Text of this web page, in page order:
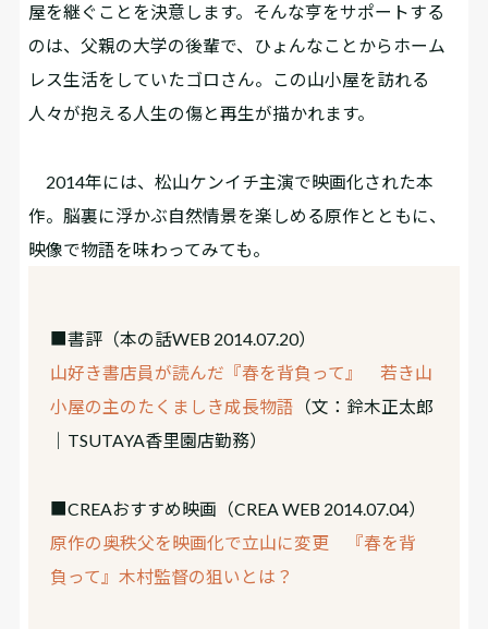
屋を継ぐことを決意します。そんな亨をサポートする
のは、父親の大学の後輩で、ひょんなことからホーム
レス生活をしていたゴロさん。この山小屋を訪れる
人々が抱える人生の傷と再生が描かれます。
2014年には、松山ケンイチ主演で映画化された本
作。脳裏に浮かぶ自然情景を楽しめる原作とともに、
映像で物語を味わってみても。
■書評 （本の話WEB 2014.07.20）
山好き書店員が読んだ『春を背負って』 若き山
小屋の主のたくましき成長物語 （文：鈴木正太郎
｜TSUTAYA香里園店勤務）
■CREAおすすめ映画 （CREA WEB 2014.07.04）
原作の奥秩父を映画化で立山に変更 『春を背
負って』木村監督の狙いとは？